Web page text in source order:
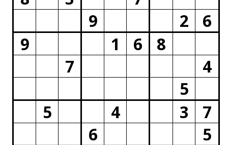
9
2
6
9
1 6
8
7
4
5
5
4 3
7
6
5